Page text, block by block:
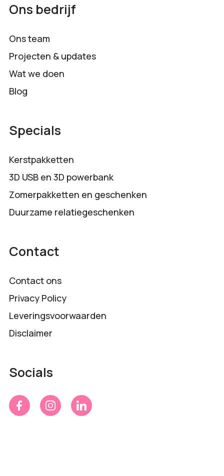
Ons bedrijf
Ons team
Projecten & updates
Wat we doen
Blog
Specials
Kerstpakketten
3D USB en 3D powerbank
Zomerpakketten en geschenken
Duurzame relatiegeschenken
Contact
Contact ons
Privacy Policy
Leveringsvoorwaarden
Disclaimer
Socials